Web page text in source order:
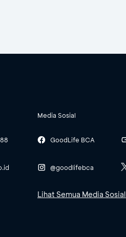
Media Sosial
GoodLife BCA
@goodlifebca
Lihat Semua Media Sosial